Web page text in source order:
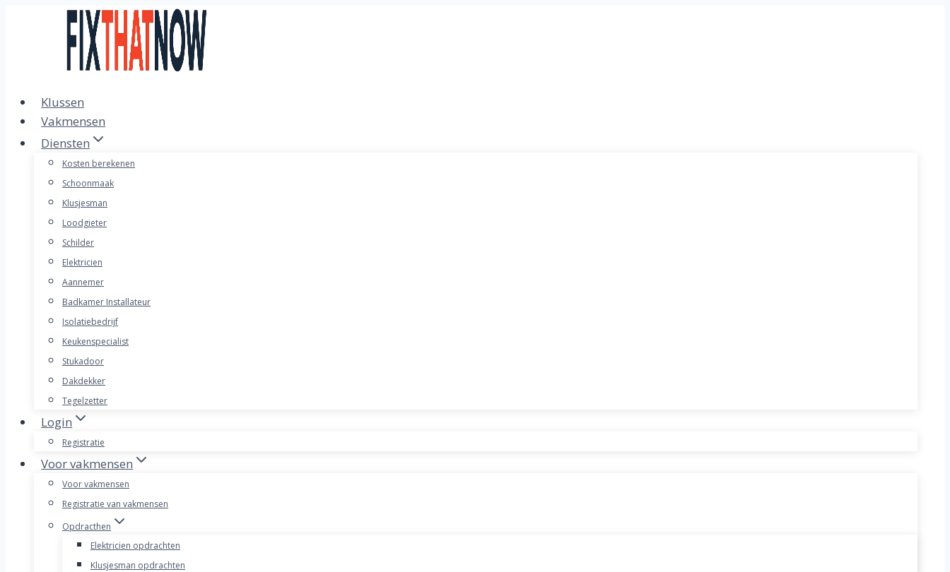
Klussen
Vakmensen
Diensten
Kosten berekenen
Schoonmaak
Klusjesman
Loodgieter
Schilder
Elektricien
Aannemer
Badkamer Installateur
Isolatiebedrijf
Keukenspecialist
Stukadoor
Dakdekker
Tegelzetter
Login
Registratie
Voor vakmensen
Voor vakmensen
Registratie van vakmensen
Opdracthen
Elektricien opdrachten
Klusjesman opdrachten